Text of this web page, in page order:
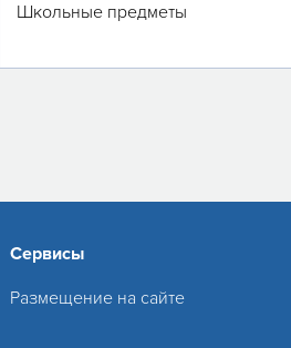
Школьные предметы
Сервисы
Размещение на сайте